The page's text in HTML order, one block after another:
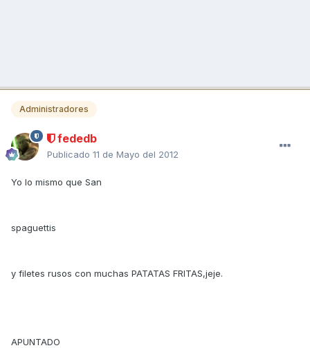
Administradores
fededb
Publicado 11 de Mayo del 2012
Yo lo mismo que San
spaguettis
y filetes rusos con muchas PATATAS FRITAS,jeje.
APUNTADO